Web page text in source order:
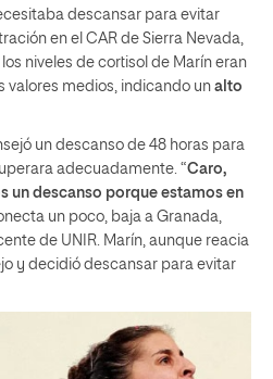
descansar para evitar
en el CAR de Sierra Nevada,
niveles de cortisol de Marín eran
valores medios, indicando un alto
un descanso de 48 horas para
adecuadamente. “Caro,
un descanso porque estamos en
un poco, baja a Granada,
de UNIR. Marín, aunque reacia
y decidió descansar para evitar